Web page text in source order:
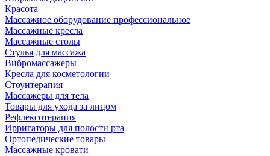
Красота
Массажное оборудование профессиональное
Массажные кресла
Массажные столы
Стулья для массажа
Вибромассажеры
Кресла для косметологии
Стоунтерапия
Массажеры для тела
Товары для ухода за лицом
Рефлексотерапия
Ирригаторы для полости рта
Ортопедические товары
Массажные кровати